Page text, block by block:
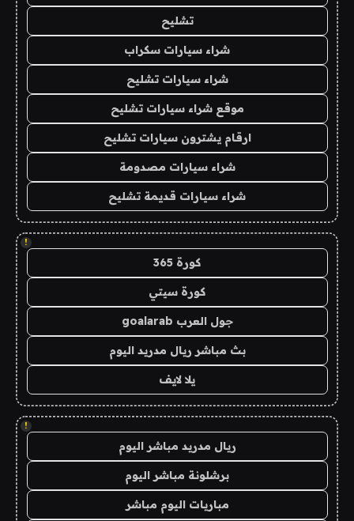
تشليح
شراء سيارات سكراب
شراء سيارات تشليح
موقع شراء سيارات تشليح
ارقام يشترون سيارات تشليح
شراء سيارات مصدومة
شراء سيارات قديمة تشليح
!
كورة 365
كورة سيتي
جول العرب goalarab
بث مباشر ريال مدريد اليوم
يلا لايف
!
ريال مدريد مباشر اليوم
برشلونة مباشر اليوم
مباريات اليوم مباشر